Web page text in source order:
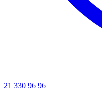
21 330 96 96